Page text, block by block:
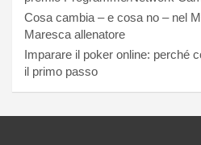
Cosa cambia – e cosa no – nel
Maresca allenatore
Imparare il poker online: perché
il primo passo